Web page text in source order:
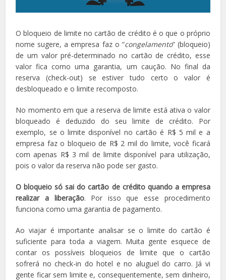
O bloqueio de limite no cartão de crédito é o que o próprio
nome sugere, a empresa faz o “congelamento” (bloqueio)
de um valor pré-determinado no cartão de crédito, esse
valor fica como uma garantia, um caução. No final da
reserva (check-out) se estiver tudo certo o valor é
desbloqueado e o limite recomposto.
No momento em que a reserva de limite está ativa o valor
bloqueado é deduzido do seu limite de crédito. Por
exemplo, se o limite disponível no cartão é R$ 5 mil e a
empresa faz o bloqueio de R$ 2 mil do limite, você ficará
com apenas R$ 3 mil de limite disponível para utilização,
pois o valor da reserva não pode ser gasto.
O bloqueio só sai do cartão de crédito quando a empresa
realizar a liberação. Por isso que esse procedimento
funciona como uma garantia de pagamento.
Ao viajar é importante analisar se o limite do cartão é
suficiente para toda a viagem. Muita gente esquece de
contar os possíveis bloqueios de limite que o cartão
sofrerá no check-in do hotel e no aluguel do carro. Já vi
gente ficar sem limite e, consequentemente, sem dinheiro,